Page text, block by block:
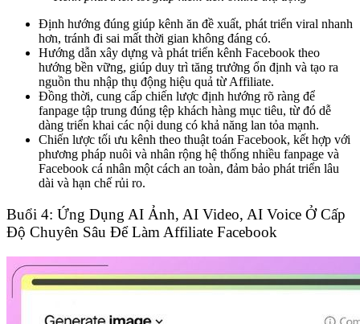
Định hướng đúng giúp kênh ăn đề xuất, phát triển viral nhanh
hơn, tránh đi sai mất thời gian không đáng có.
Hướng dẫn xây dựng và phát triển kênh Facebook theo
hướng bền vững, giúp duy trì tăng trưởng ổn định và tạo ra
nguồn thu nhập thụ động hiệu quả từ Affiliate.
Đồng thời, cung cấp chiến lược định hướng rõ ràng để
fanpage tập trung đúng tệp khách hàng mục tiêu, từ đó dễ
dàng triển khai các nội dung có khả năng lan tỏa mạnh.
Chiến lược tối ưu kênh theo thuật toán Facebook, kết hợp với
phương pháp nuôi và nhân rộng hệ thống nhiều fanpage và
Facebook cá nhân một cách an toàn, đảm bảo phát triển lâu
dài và hạn chế rủi ro.
Buổi 4: Ứng Dụng AI Ảnh, AI Video, AI Voice Ở Cấp
Độ Chuyên Sâu Để Làm Affiliate Facebook